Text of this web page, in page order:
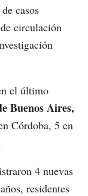
casos
circulación
el último
Buenos Aires,
Córdoba, 5 en
4 nuevas
residentes